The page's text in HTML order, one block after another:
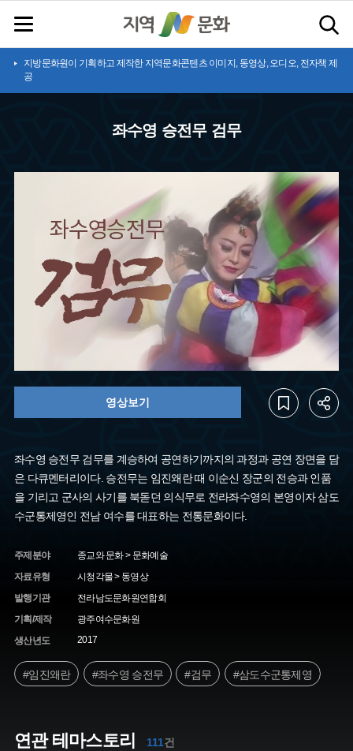
지방문화원이 기획하고 제작한 지역문화콘텐츠 이미지, 동영상, 오디오, 전자책 제
공
좌수영 승전무 검무
좌수영 승전무 검무를 계승하여 공연하기까지의 과정과 공연 장면을 담
은 다큐멘터리이다. 승전무는 임진왜란 때 이순신 장군의 전승과 인품
을 기리고 군사의 사기를 북돋던 의식무로 전라좌수영의 본영이자 삼도
수군통제영인 전남 여수를 대표하는 전통문화이다.
주제분야
종교와 문화 > 문화예술
자료유형
시청각물 > 동영상
발행기관
전라남도문화원연합회
기획/제작
광주여수문화원
생산년도
2017
영상보기
#임진왜란 #좌수영 승전무 #검무 #삼도수군통제영
연관 테마스토리 111건